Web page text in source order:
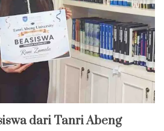
dari Tanri Abeng